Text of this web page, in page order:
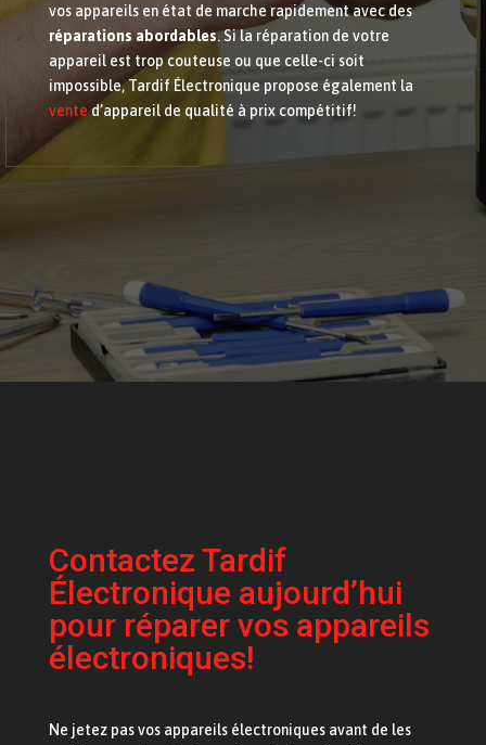
vos appareils en état de marche rapidement avec des
réparations abordables. Si la réparation de votre
appareil est trop couteuse ou que celle-ci soit
impossible, Tardif Électronique propose également la
vented’appareil de qualité à prix compétitif!
Contactez Tardif
Électronique aujourd’hui
pour réparer vos appareils
électroniques!
Ne jetez pas vos appareils électroniques avant de les